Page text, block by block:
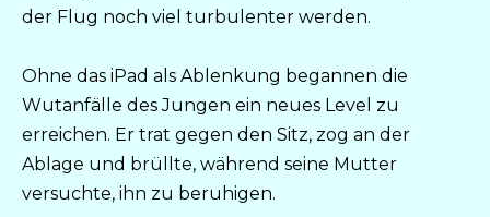
der Flug noch viel turbulenter werden.
Ohne das iPad als Ablenkung begannen die
Wutanfälle des Jungen ein neues Level zu
erreichen. Er trat gegen den Sitz, zog an der
Ablage und brüllte, während seine Mutter
versuchte, ihn zu beruhigen.